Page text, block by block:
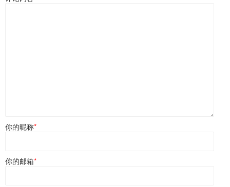
你的昵称*
你的邮箱*